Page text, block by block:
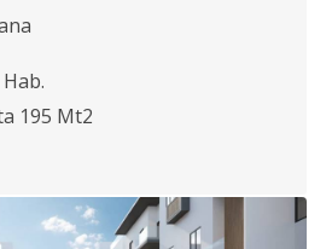
Hab.
195 Mt2